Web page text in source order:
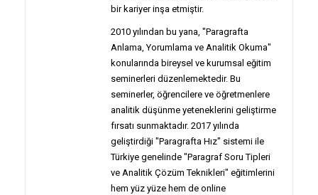
bir kariyer inşa etmiştir.
2010 yılından bu yana, "Paragrafta
Anlama, Yorumlama ve Analitik Okuma"
konularında bireysel ve kurumsal eğitim
seminerleri düzenlemektedir. Bu
seminerler, öğrencilere ve öğretmenlere
analitik düşünme yeteneklerini geliştirme
fırsatı sunmaktadır. 2017 yılında
geliştirdiği "Paragrafta Hız" sistemi ile
Türkiye genelinde "Paragraf Soru Tipleri
ve Analitik Çözüm Teknikleri" eğitimlerini
hem yüz yüze hem de online